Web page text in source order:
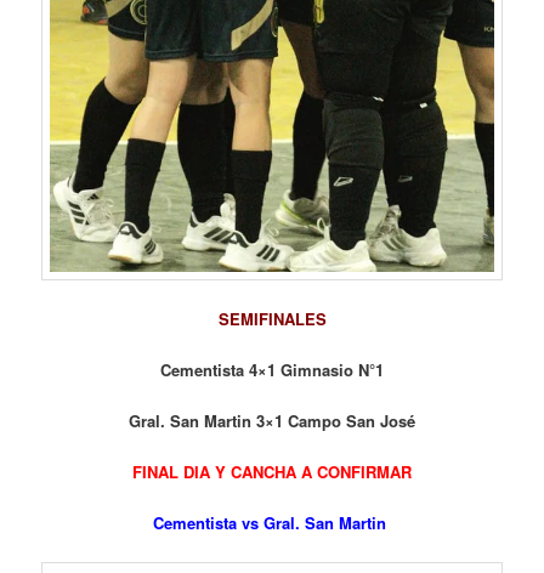
SEMIFINALES
Cementista 4×1 Gimnasio N°1
Gral. San Martin 3×1 Campo San José
FINAL DIA Y CANCHA A CONFIRMAR
Cementista vs Gral. San Martin